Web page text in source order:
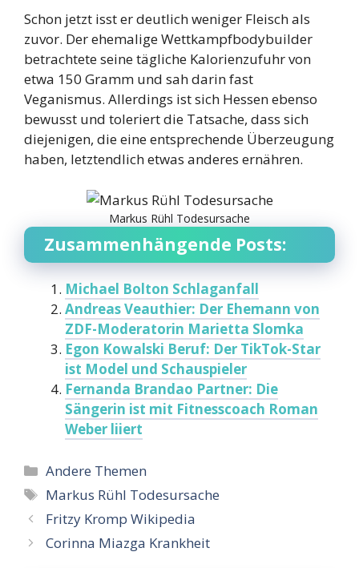
Schon jetzt isst er deutlich weniger Fleisch als
zuvor. Der ehemalige Wettkampfbodybuilder
betrachtete seine tägliche Kalorienzufuhr von
etwa 150 Gramm und sah darin fast
Veganismus. Allerdings ist sich Hessen ebenso
bewusst und toleriert die Tatsache, dass sich
diejenigen, die eine entsprechende Überzeugung
haben, letztendlich etwas anderes ernähren.
Markus Rühl Todesursache
Zusammenhängende Posts:
Michael Bolton Schlaganfall
Andreas Veauthier: Der Ehemann von
ZDF-Moderatorin Marietta Slomka
Egon Kowalski Beruf: Der TikTok-Star
ist Model und Schauspieler
Fernanda Brandao Partner: Die
Sängerin ist mit Fitnesscoach Roman
Weber liiert
Categories
Andere Themen
Tags
Markus Rühl Todesursache
Fritzy Kromp Wikipedia
Corinna Miazga Krankheit